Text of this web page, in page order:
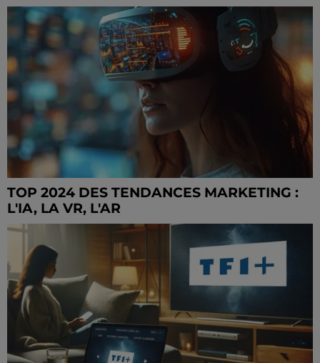
TOP 2024 DES TENDANCES MARKETING :
L'IA, LA VR, L'AR